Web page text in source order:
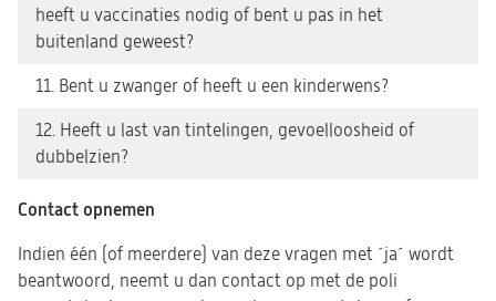
heeft u vaccinaties nodig of bent u pas in het
buitenland geweest?
11. Bent u zwanger of heeft u een kinderwens?
12. Heeft u last van tintelingen, gevoelloosheid of
dubbelzien?
Contact opnemen
Indien één (of meerdere) van deze vragen met ´ja´ wordt
beantwoord, neemt u dan contact op met de poli